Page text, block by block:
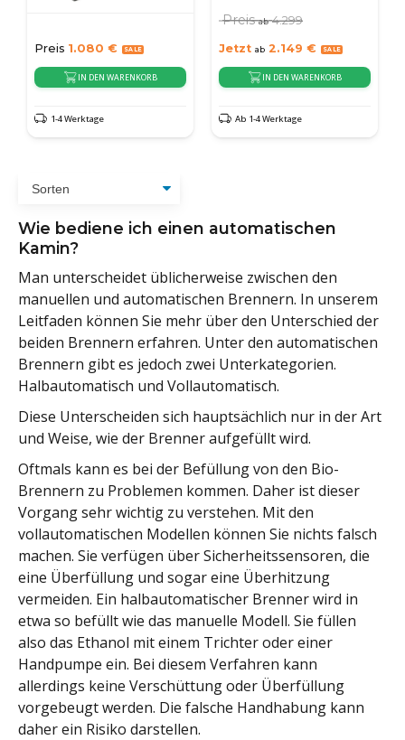
Preis 1.080 €
IN DEN WARENKORB
1-4 Werktage
Preisab 4.299
Jetzt ab 2.149 €
IN DEN WARENKORB
Ab 1-4 Werktage
Wie bediene ich einen automatischen
Kamin?
Man unterscheidet üblicherweise zwischen den
manuellen und automatischen Brennern. In unserem
Leitfaden können Sie mehr über den Unterschied der
beiden Brennern erfahren. Unter den automatischen
Brennern gibt es jedoch zwei Unterkategorien.
Halbautomatisch und Vollautomatisch.
Diese Unterscheiden sich hauptsächlich nur in der Art
und Weise, wie der Brenner aufgefüllt wird.
Oftmals kann es bei der Befüllung von den Bio-
Brennern zu Problemen kommen. Daher ist dieser
Vorgang sehr wichtig zu verstehen. Mit den
vollautomatischen Modellen können Sie nichts falsch
machen. Sie verfügen über Sicherheitssensoren, die
eine Überfüllung und sogar eine Überhitzung
vermeiden. Ein halbautomatischer Brenner wird in
etwa so befüllt wie das manuelle Modell. Sie füllen
also das Ethanol mit einem Trichter oder einer
Handpumpe ein. Bei diesem Verfahren kann
allerdings keine Verschüttung oder Überfüllung
vorgebeugt werden. Die falsche Handhabung kann
daher ein Risiko darstellen.